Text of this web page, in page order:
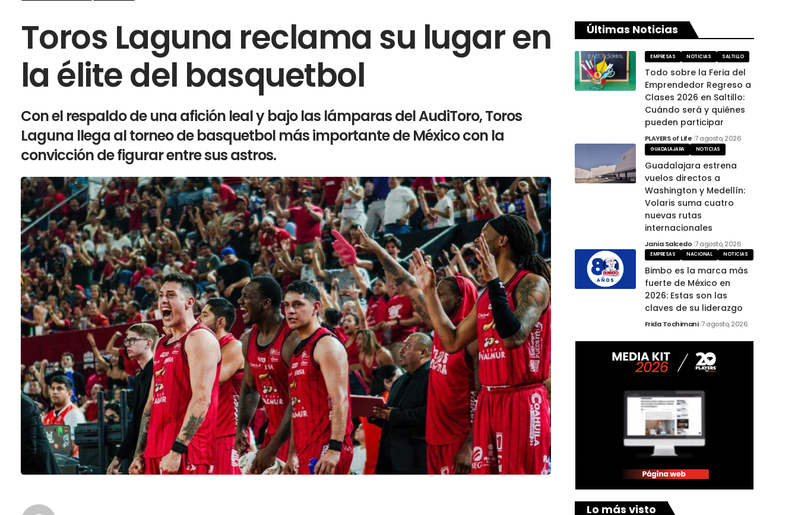
Toros Laguna reclama su lugar en
la élite del basquetbol
Con el respaldo de una afición leal y bajo las lámparas del AudiToro, Toros
Laguna llega al torneo de basquetbol más importante de México con la
convicción de figurar entre sus astros.
Últimas Noticias
EMPRESAS NOTICIAS SALTILLO
Todo sobre la Feria del
Emprendedor Regreso a
Clases 2026 en Saltillo:
Cuándo será y quiénes
pueden participar
PLAYERS of Life 7 agosto, 2026
GUADALAJARA NOTICIAS
Guadalajara estrena
vuelos directos a
Washington y Medellín:
Volaris suma cuatro
nuevas rutas
internacionales
Jania Salcedo 7 agosto, 2026
EMPRESAS NACIONAL NOTICIAS
Bimbo es la marca más
fuerte de México en
2026: Estas son las
claves de su liderazgo
Frida Tochimani 7 agosto, 2026
Lo más visto